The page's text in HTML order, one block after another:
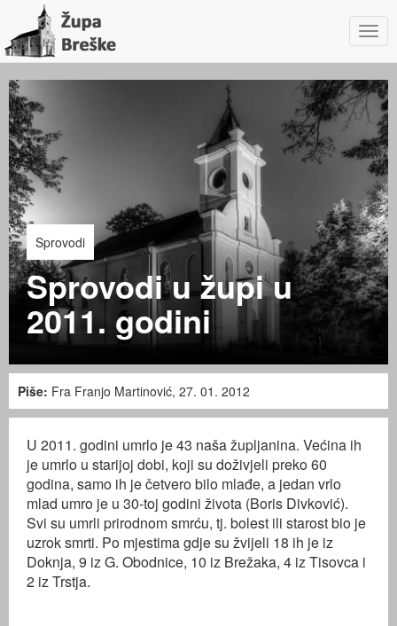
Sprovodi
Sprovodi u župi u
2011. godini
Piše: Fra Franjo Martinović, 27. 01. 2012
U 2011. godini umrlo je 43 naša župljanina. Većina ih
je umrlo u starijoj dobi, koji su doživjeli preko 60
godina, samo ih je četvero bilo mlađe, a jedan vrlo
mlad umro je u 30-toj godini života (Boris Divković).
Svi su umrli prirodnom smrću, tj. bolest ili starost bio je
uzrok smrti. Po mjestima gdje su žvijeli 18 ih je iz
Doknja, 9 iz G. Obodnice, 10 iz Brežaka, 4 iz Tisovca i
2 iz Trstja.